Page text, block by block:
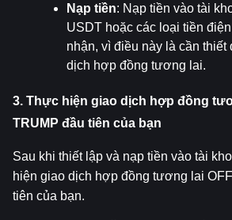
Nạp tiền: Nạp tiền vào tài
USDT hoặc các loại tiền
nhận, vì điều này là cần thiết
dịch hợp đồng tương lai.
3. Thực hiện giao dịch hợp đồng
TRUMP đầu tiên của bạn
Sau khi thiết lập và nạp tiền vào tài
hiện giao dịch hợp đồng tương lai
tiên của bạn.